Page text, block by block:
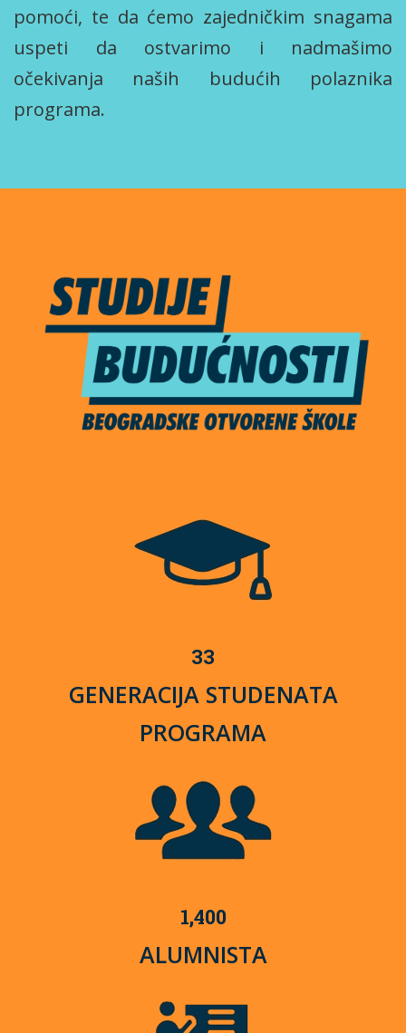
pomoći, te da ćemo zajedničkim snagama
uspeti da ostvarimo i nadmašimo
očekivanja naših budućih polaznika
programa.
33
GENERACIJA STUDENATA
PROGRAMA
1,400
ALUMNISTA